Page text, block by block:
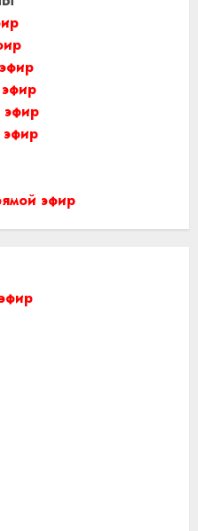
эфир